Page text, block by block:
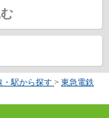
・駅から探す > 東急電鉄